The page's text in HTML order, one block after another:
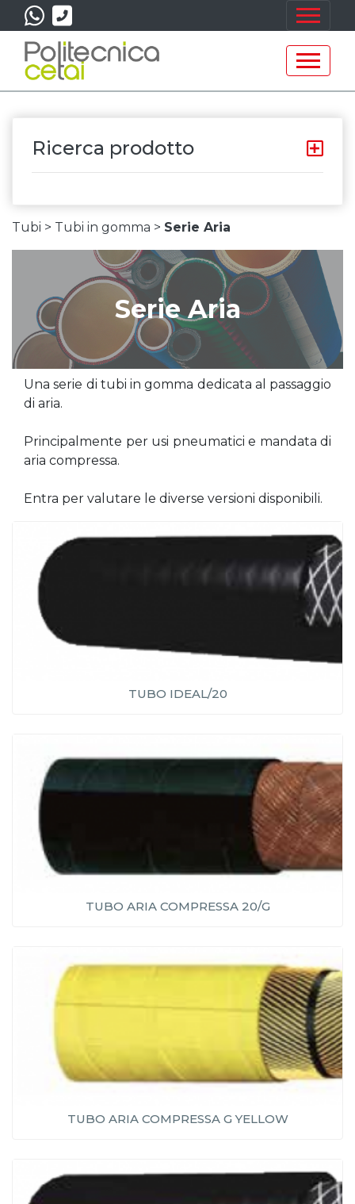
Ricerca prodotto
Tubi > Tubi in gomma > Serie Aria
Serie Aria
Una serie di tubi in gomma dedicata al passaggio
di aria.
Principalmente per usi pneumatici e mandata di
aria compressa.
Entra per valutare le diverse versioni disponibili.
TUBO IDEAL/20
TUBO ARIA COMPRESSA 20/G
TUBO ARIA COMPRESSA G YELLOW